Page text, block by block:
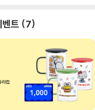
벤트 7